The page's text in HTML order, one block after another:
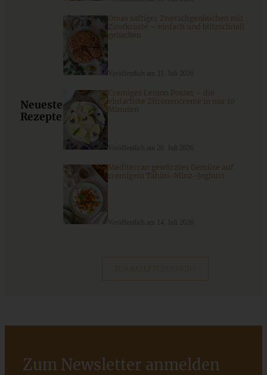
Spargel-Erdbeer-Salat mit Pinienkernen
Schweizer Wurstsalat mit Käse - einfach, würzig und in 15
Neueste
Rezepte
Omas saftiger Zwetschgenkuchen mit
Zimtkruste – einfach und blitzschnell
gebacken
Cremiges Lemon Posset – die
einfachste Zitronencreme in nur 10
Minuten
Mediterran gewürztes Gemüse auf
cremigem Tahini-Minz-Joghurt
Zum Newsletter anmelden